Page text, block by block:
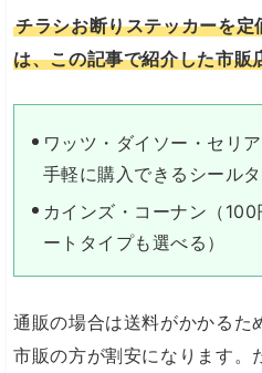
チラシお断りステッカーを
は、この記事で紹介した市販
ワッツ・ダイソー・セリ
手軽に購入できるシールタ
カインズ・コーナン（
ートタイプも選べる）
通販の場合は送料がかかるた
市販の方が割安になります。